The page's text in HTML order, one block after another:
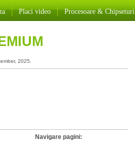
Placi video Procesoare & Chipseturi
2025.
Navigare pagini: